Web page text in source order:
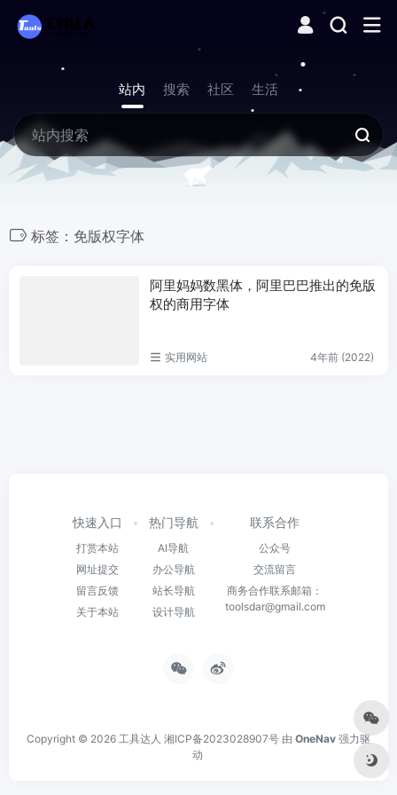
站内 搜索 社区 生活
标签：免版权字体
阿里妈妈数黑体，阿里巴巴推出的免版
权的商用字体
实用网站 4年前 (2022)
快速入口
打赏本站
网址提交
留言反馈
关于本站
热门导航
AI导航
办公导航
站长导航
设计导航
联系合作
公众号
交流留言
商务合作联系邮箱：
toolsdar@gmail.com
Copyright © 2026 工具达人 湘ICP备2023028907号 由 OneNav 强力驱
动